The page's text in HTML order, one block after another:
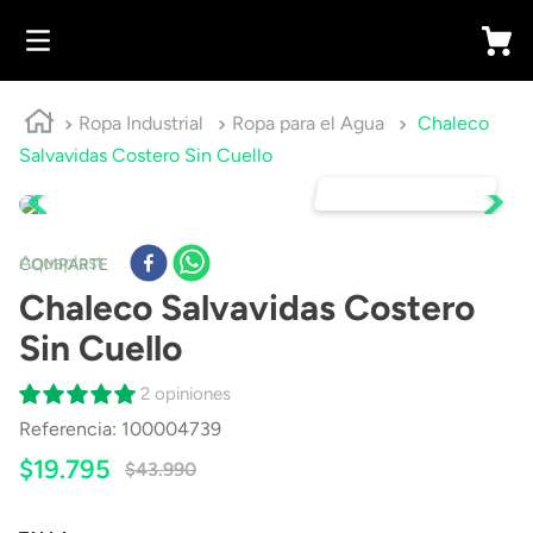
Ropa Industrial Ropa para el Agua
Chaleco
Salvavidas Costero Sin Cuello
COMPARTE
Aquaplast
Chaleco Salvavidas Costero
Sin Cuello
2 opiniones
Referencia: 100004739
$19.795 $43.990